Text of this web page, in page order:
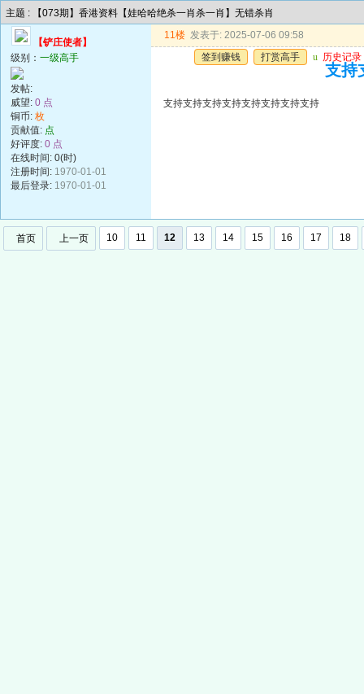
主题 : 【073期】香港资料【娃哈哈绝杀一肖杀一肖】无错杀肖
【铲庄使者】
级别： 一级高手
发帖:
威望: 0 点
铜币: 枚
贡献值: 点
好评度: 0 点
在线时间: 0(时)
注册时间: 1970-01-01
最后登录: 1970-01-01
11楼 发表于: 2025-07-06 09:58
签到赚钱
打赏高手 u 历史记录
支持
支持支持支持支持支持支持支持支持
首页 上一页 10 11 12 13 14 15 16 17 18